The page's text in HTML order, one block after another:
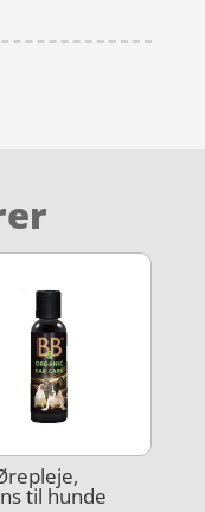
til hunde